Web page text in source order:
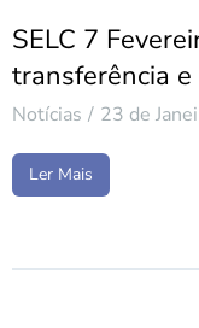
SELC 7
transferência
Notícias 23 de
Ler Mais